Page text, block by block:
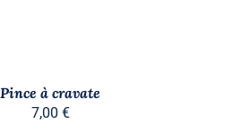
Pince à cravate
7,00 €